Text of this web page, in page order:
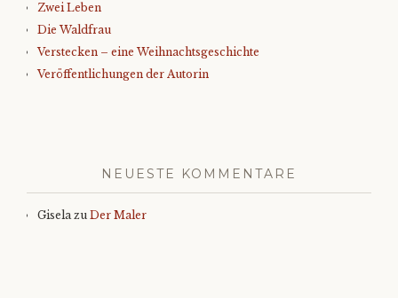
Zwei Leben
Die Waldfrau
Verstecken – eine Weihnachtsgeschichte
Veröffentlichungen der Autorin
NEUESTE KOMMENTARE
Giselazu Der Maler